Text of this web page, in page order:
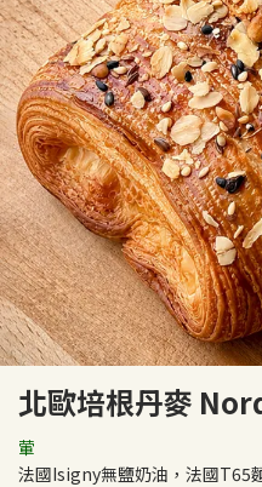
北歐培根丹麥
葷
法國Isigny無鹽奶油，法國T65